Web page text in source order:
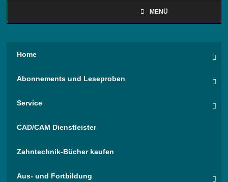
MENÜ
Home
Abonnements und Leseproben
Service
CAD/CAM Dienstleister
Zahntechnik-Bücher kaufen
Aus- und Fortbildung